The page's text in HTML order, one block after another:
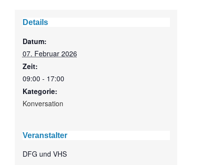
Details
Datum:
07. Februar 2026
Zeit:
09:00 - 17:00
Kategorie:
Konversation
Veranstalter
DFG und VHS